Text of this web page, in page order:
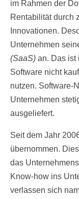
im Rahmen der
Rentabilität durch
Innovationen.
Unternehmen
(SaaS) an. Das ist
Software nicht
nutzen. Software-
Unternehmen
ausgeliefert.
Seit dem Jahr
übernommen.
das
Know-how ins
verlassen sich